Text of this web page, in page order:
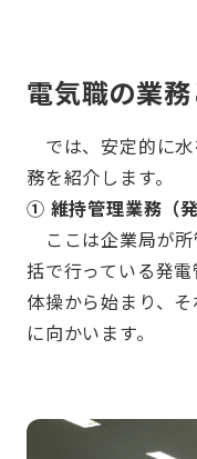
電気職の業
では、安定的に
務を紹介します。
① 維持管理業務（発
ここは企業局が
括で行っている発
体操から始まり、
に向かいます。